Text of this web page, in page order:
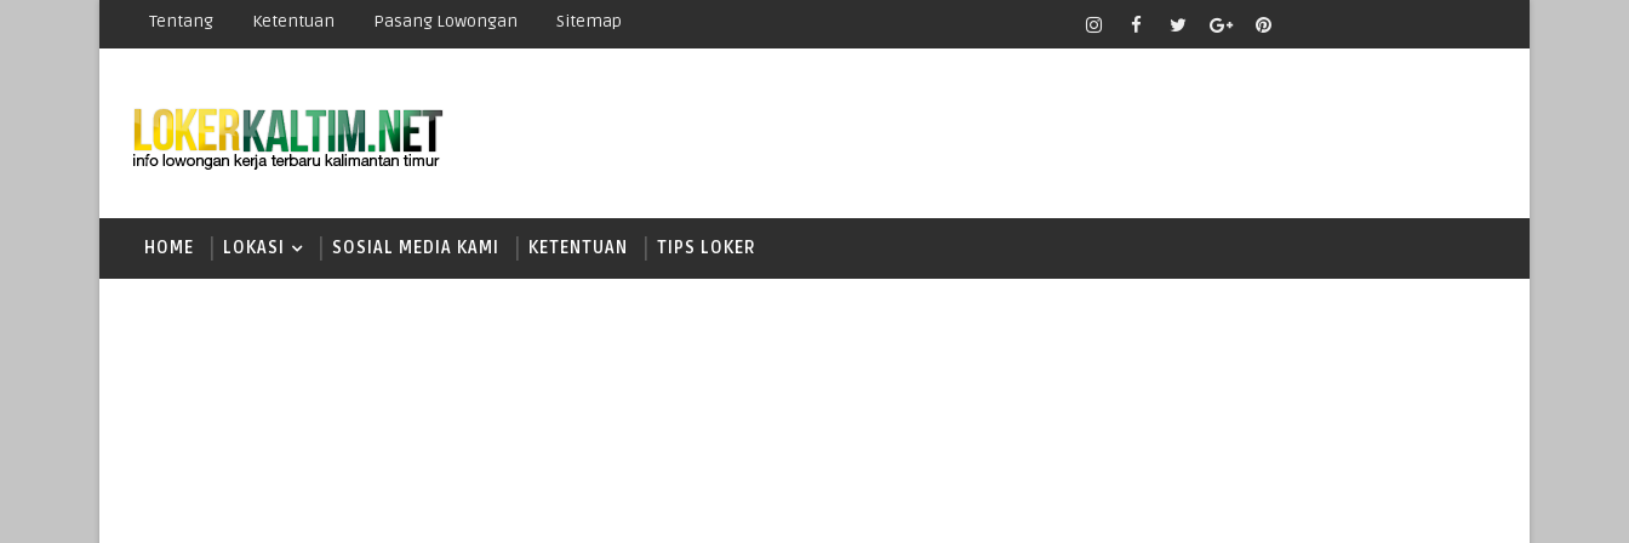
Tentang Ketentuan Pasang Lowongan Sitemap
HOME LOKASI SOSIAL MEDIA KAMI KETENTUAN TIPS LOKER